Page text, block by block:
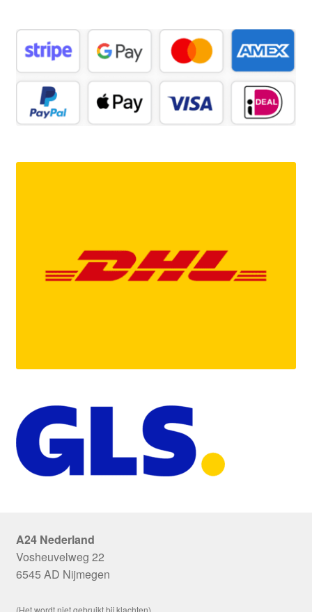
A24 Nederland
Vosheuvelweg 22
6545 AD Nijmegen
(Het wordt niet gebruikt bij klachten)